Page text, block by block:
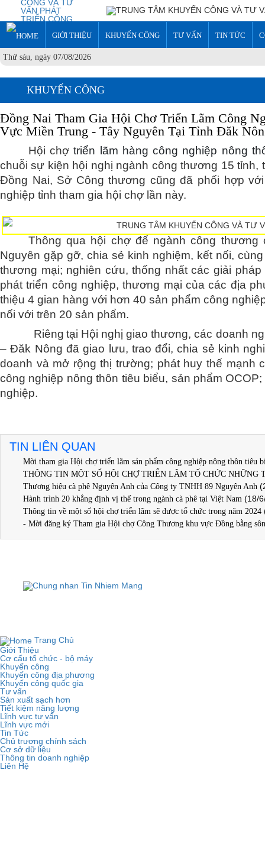
GIỚI THIỆU KHUYẾN CÔNG TƯ VẤN TIN TỨC
Thứ sáu, ngày 07/08/2026
KHUYẾN CÔNG
Đồng Nai Tham Gia Hội Chơ Triển Lãm Công
Vực Miền Trung - Tây Nguyên Tại Tỉnh Đăk
Hội chợtriển lãm hàng công nghiệp nông
chuỗi sự kiện hội nghị ngành công thương 15
Đồng Nai, Sở Công thương cũng đã phối hợp
nghiệp tỉnh tham gia hội chợ lần này.
Thông qua hội chợ để ngành công
Nguyên gặp gỡ, chia sẻ kinh nghiệm, kết nối,
thương mại; nghiên cứu, thống nhất các giải
phát triển công nghiệp, thương mại của các địa
thiệu 4 gian hàng với hơn 40 sản phẩm công
nối với trên 20 sản phẩm.
Riêng tại Hội nghị giao thương, các doanh
– Đăk Nông đãgiao lưu, trao đổi, chia sẻ kinh
doanh và mở rộng thị trường; phát huy thế mạnh
công nghiệp nông thôn tiêu biểu, sản phẩm
nghiệp.
TIN LIÊN QUAN
Mời tham gia Hội chợ triển lãm sản phẩm công nghiệp nông thôn tiêu
THÔNG TIN MỘT SỐ HỘI CHỢ TRIỂN LÃM TỐ CHỨC NHỮNG
Thương hiệu cà phê Nguyên Anh của Công ty TNHH 89 Nguyên Anh
Hành trình 20 khẳng định vị thế trong ngành cà phê tại Việt Nam (18/
Thông tin về một số hội chợ triển lãm sẽ được tổ chức trong năm 2024
- Mời đăng ký Tham gia Hội chợ Công Thương khu vực Đồng bằng
Trang Chủ
Giới Thiệu
Cơ cấu tổ chức - bộ máy
Khuyến công
Khuyến công địa phương
Khuyến công quốc gia
Tư vấn
Sản xuất sạch hơn
Tiết kiệm năng lượng
Lĩnh vực tư vấn
Lĩnh vực mới
Tin Tức
Chủ trương chính sách
Cơ sở dữ liệu
Thông tin doanh nghiệp
Liên Hệ